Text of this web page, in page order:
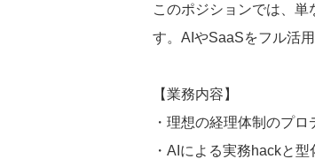
このポジションでは、
す。AIやSaaSをフル活
【業務内容】
・理想の経理体制のプ
・AIによる実務hackと